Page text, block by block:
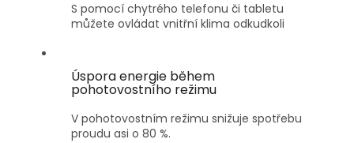
S pomocí chytrého telefonu či tabletu
můžete ovládat vnitřní klima odkudkoli
Úspora energie během
pohotovostního režimu
V pohotovostním režimu snižuje spotřebu
proudu asi o 80 %.